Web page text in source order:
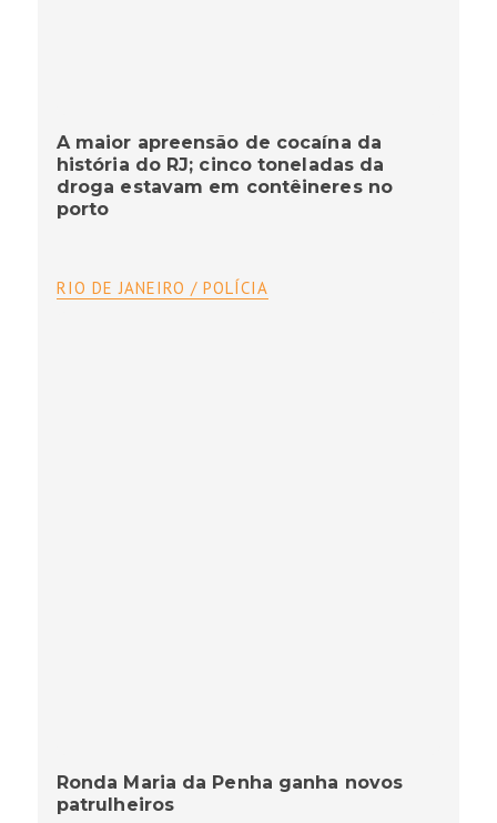
A maior apreensão de cocaína da
história do RJ; cinco toneladas da
droga estavam em contêineres no
porto
RIO DE JANEIRO / POLÍCIA
Ronda Maria da Penha ganha novos
patrulheiros